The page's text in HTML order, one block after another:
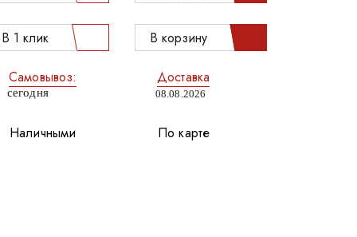
В 1 клик В корзину
Самовывоз:
сегодня
Доставка
08.08.2026
Наличными По карте